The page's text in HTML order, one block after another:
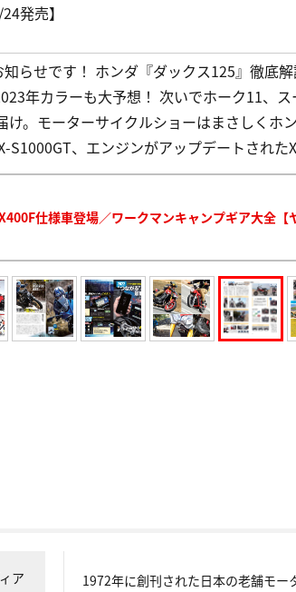
発売】
らせです！ ホンダ『ダックス125』徹底
年カラーも大予想！ 次いでホーク11、
け。モーターサイクルショーはまさしくホ
S1000GT、エンジンがアップデートされ
仕様車登場／ワークマンキャンプギア大全【
ア
1972年に創刊された日本の老舗モー